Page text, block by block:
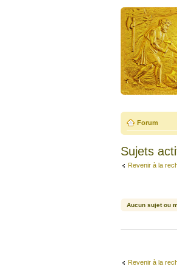
Forum
Sujets
Revenir à la
Aucun sujet ou
Revenir à la